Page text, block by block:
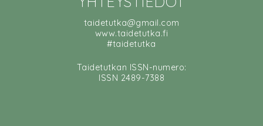
taidetutka@gmail.com
www.taidetutka.fi
#taidetutka
Taidetutkan ISSN-numero:
ISSN 2489-7388